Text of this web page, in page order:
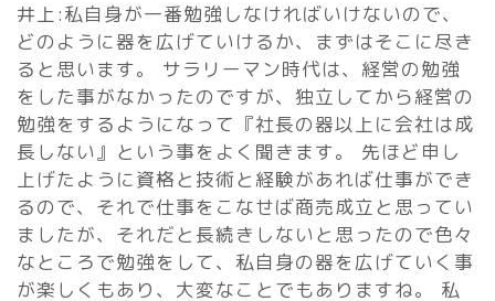
井上:私自身が一番勉強しなければいけないので、
どのように器を広げていけるか、まずはそこに尽き
ると思います。 サラリーマン時代は、経営の勉強
をした事がなかったのですが、独立してから経営の
勉強をするようになって『社長の器以上に会社は成
長しない』という事をよく聞きます。 先ほど申し
上げたように資格と技術と経験があれば仕事ができ
るので、それで仕事をこなせば商売成立と思ってい
ましたが、それだと長続きしないと思ったので色々
なところで勉強をして、私自身の器を広げていく事
が楽しくもあり、大変なことでもありますね。 私